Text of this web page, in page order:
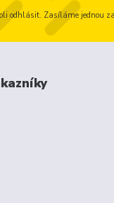
odhlásit. Zasíláme jednou